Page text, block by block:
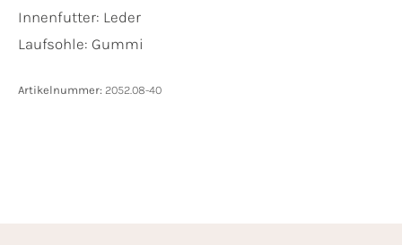
Innenfutter: Leder
Laufsohle: Gummi
Artikelnummer: 2052.08-40